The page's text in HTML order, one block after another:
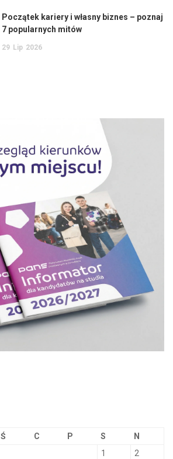
Początek kariery i własny biznes – poznaj
7 popularnych mitów
29 Lip 2026
Ś C P S N
1
2